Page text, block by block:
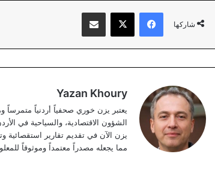
شاركها
فيسبوك ‫X مشاركة عبر البريد
Yazan Khoury
الشؤون الاقتصادية، والسياحية في
مما يجعله مصدراً معتمداً وموثوقاً